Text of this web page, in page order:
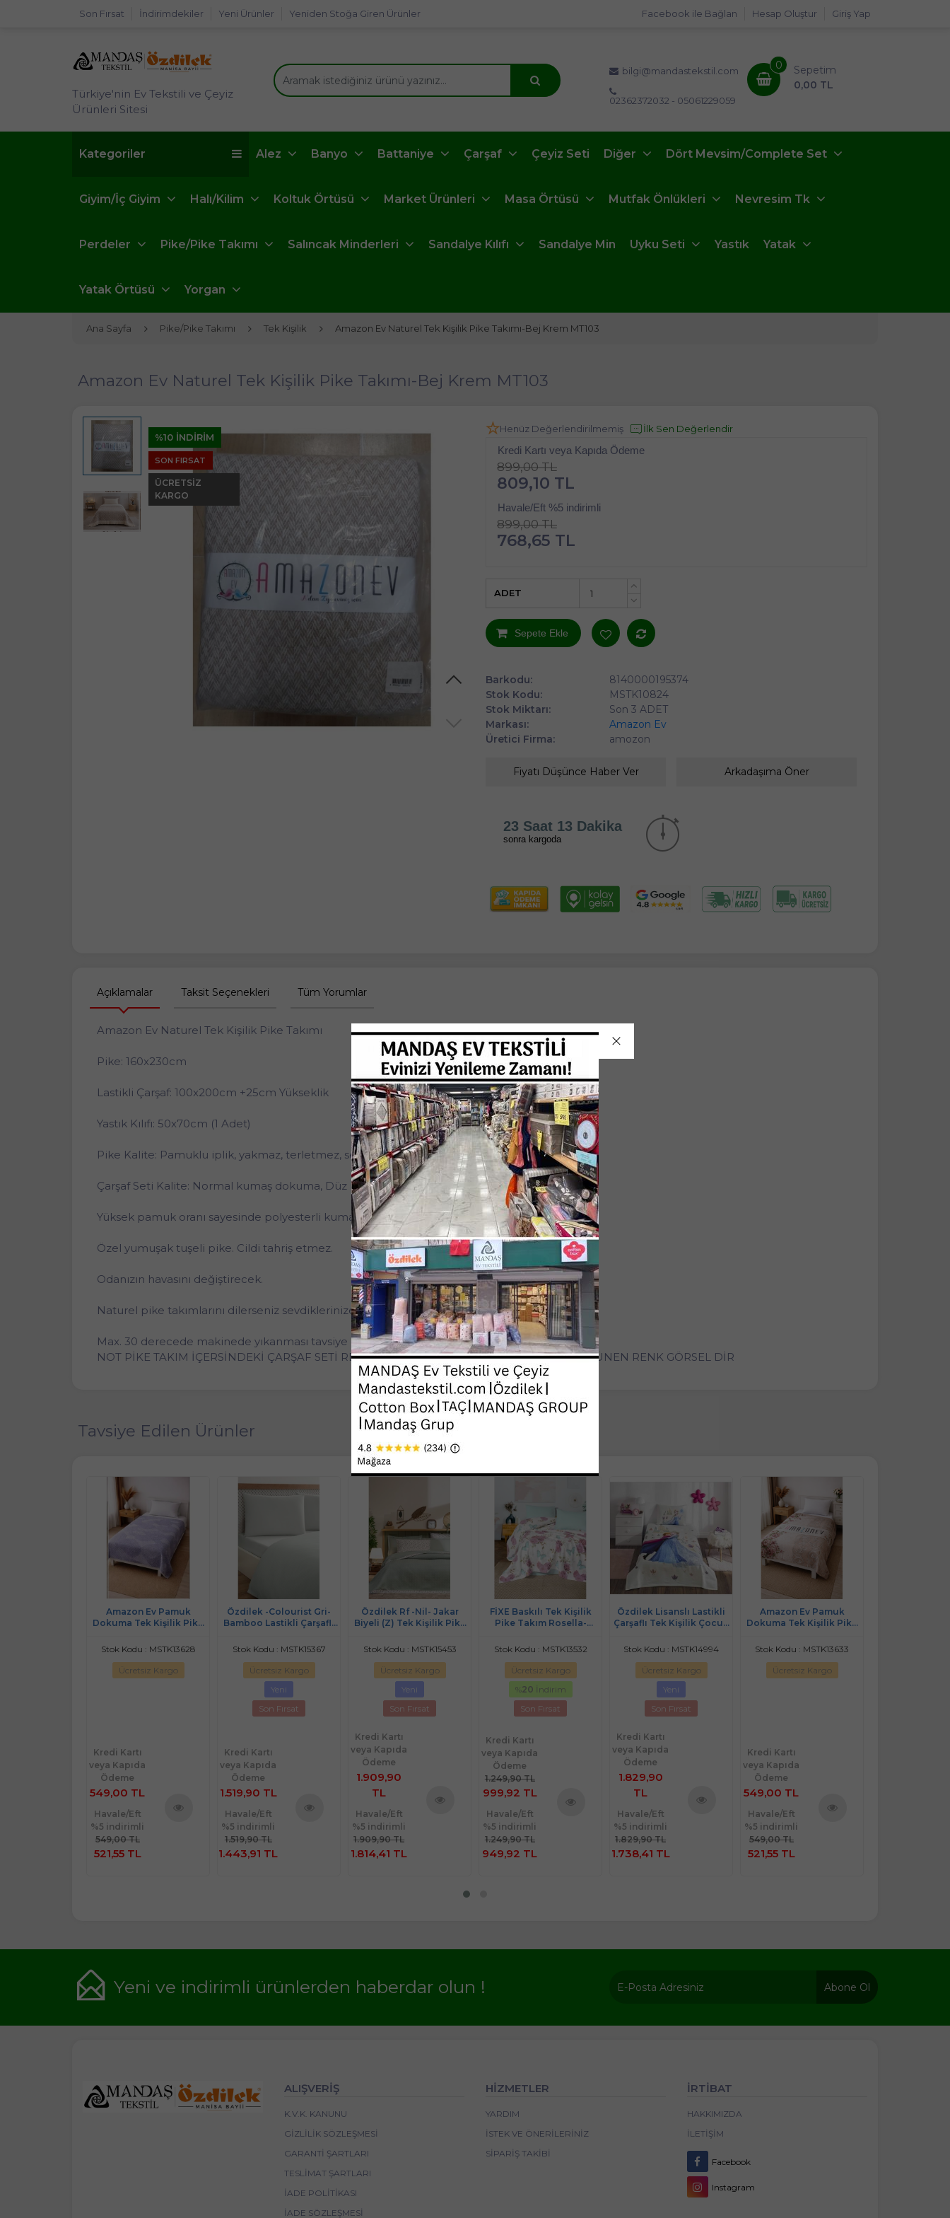
Son Fırsat İndirimdekiler Yeni Ürünler Yeniden Stoğa Giren Ürünler Giriş Yap
Hesap Oluştur
Facebook ile Bağlan
Türkiye'nin Ev Tekstili ve Çeyiz
Ürünleri Sitesi
bilgi@mandastekstil.com
02362372032 - 05061229059
0
Sepetim
0,00 TL
Kategoriler Alez Banyo Battaniye Çarşaf Çeyiz Seti Diğer Dört Mevsim/Complete Set
Giyim/İç Giyim Halı/Kilim Koltuk Örtüsü Market Ürünleri Masa Örtüsü Mutfak Önlükleri Nevresim Tk
Perdeler Pike/Pike Takımı Salıncak Minderleri Sandalye Kılıfı Sandalye Min Uyku Seti Yastık Yatak
Yatak Örtüsü Yorgan
Ana Sayfa Pike/Pike Takımı Tek Kişilik Amazon Ev Naturel Tek Kişilik Pike Takımı-Bej Krem MT103
Amazon Ev Naturel Tek Kişilik Pike Takımı-Bej Krem MT103
%10 İNDİRİM
SON FIRSAT
ÜCRETSIZ
KARGO
Henüz Değerlendirilmemiş İlk Sen Değerlendir
Kredi Kartı veya Kapıda Ödeme
899,00 TL
809,10 TL
Havale/Eft %5 indirimli
899,00 TL
768,65 TL
+
ADET
Sepete Ekle
Barkodu:
8140000195374
Stok Kodu:
MSTK10824
Stok Miktarı:
Son 3 ADET
Markası:
Amazon Ev
Üretici Firma:
amozon
Fiyatı Düşünce Haber Ver Arkadaşıma Öner
23 Saat 13 Dakika
sonra kargoda
Açıklamalar Taksit Seçenekleri Tüm Yorumlar
Amazon Ev Naturel Tek Kişilik Pike Takımı
Pike: 160x230cm
Lastikli Çarşaf: 100x200cm +25cm Yükseklik
Yastık Kılıfı: 50x70cm (1 Adet)
Pike Kalite: Pamuklu iplik, yakmaz, terletmez, serin tutar. (Rejenere iplikten dokunmuştur.)
Çarşaf Seti Kalite: Normal kumaş dokuma, Düz renk, ~%80 Pamuk %20 Polyester
Yüksek pamuk oranı sayesinde polyesterli kumaşlar gibi terletmez.
Özel yumuşak tuşeli pike. Cildi tahriş etmez.
Odanızın havasını değiştirecek.
Naturel pike takımlarını dilerseniz sevdiklerinize de hediye edebilirsiniz.
Max. 30 derecede makinede yıkanması tavsiye edilir.
NOT PİKE TAKIM İÇERSİNDEKİ ÇARŞAF SETİ RENK OLARAK FARKLILIK GÖSTEREBİLİR GÖRÜNEN RENK GÖRSEL DİR
Tavsiye Edilen Ürünler
Amazon Ev Pamuk
Dokuma Tek Kişilik Pike
Stok Kodu : MSTK13628
Ücretsiz Kargo
Kredi Kartı
veya Kapıda
Ödeme
549,00 TL
Havale/Eft
%5 indirimli
549,00 TL
521,55 TL
Özdilek -Colourist Gri-
Bamboo Lastikli Çarşaflı
Stok Kodu : MSTK15367
Ücretsiz Kargo
Yeni
Son Fırsat
Kredi Kartı
veya Kapıda
Ödeme
1.519,90 TL
Havale/Eft
%5 indirimli
1.519,90 TL
1.443,91 TL
Özdilek Rf -Nil- Jakar
Biyeli (Z) Tek Kişilik Pike
Stok Kodu : MSTK15453
Ücretsiz Kargo
Yeni
Son Fırsat
Kredi Kartı
veya Kapıda
Ödeme
1.909,90
TL
Havale/Eft
%5 indirimli
1.909,90 TL
1.814,41 TL
FİXE Baskılı Tek Kişilik
Pike Takım Rosella-
Stok Kodu : MSTK13532
Ücretsiz Kargo
%20 İndirim
Son Fırsat
Kredi Kartı
veya Kapıda
Ödeme
1.249,90 TL
999,92 TL
Havale/Eft
%5 indirimli
1.249,90 TL
949,92 TL
Özdilek Lisanslı Lastikli
Çarşaflı Tek Kişilik Çocuk
Krem
Stok Kodu : MSTK14994
Ücretsiz Kargo
Yeni
Son Fırsat
Kredi Kartı
veya Kapıda
Ödeme
1.829,90
TL
Havale/Eft
%5 indirimli
1.829,90 TL
1.738,41 TL
Amazon Ev Pamuk
Dokuma Tek Kişilik Pike
Kahve A13
Stok Kodu : MSTK13633
Ücretsiz Kargo
Kredi Kartı
veya Kapıda
Ödeme
549,00 TL
Havale/Eft
%5 indirimli
549,00 TL
521,55 TL
Yeni ve indirimli ürünlerden haberdar olun ! Abone Ol
ALIŞVERİŞ
K.V.K. KANUNU
GIZLILIK SÖZLEŞMESI
GARANTI ŞARTLARI
TESLIMAT ŞARTLARI
İADE POLITIKASI
İADE SÖZLEŞMESI
HİZMETLER
YARDIM
İSTEK VE ÖNERILERINIZ
SIPARIŞ TAKIBI
İRTİBAT
HAKKIMIZDA
İLETIŞIM
Facebook
Instagram